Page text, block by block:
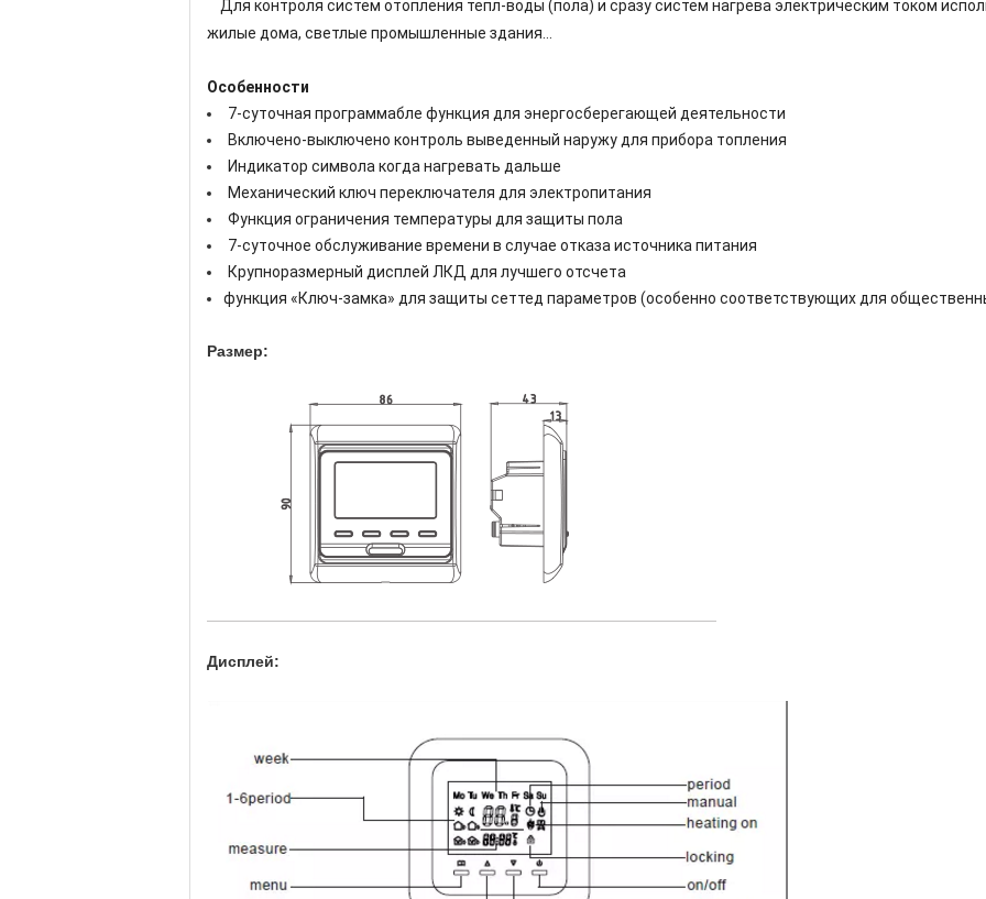
Для контроля систем отопления тепл-воды (пола) и сразу систем нагрева электрическим током
жилые дома, светлые промышленные здания…
Особенности
7-суточная программабле функция для энергосберегающей деятельности
Включено-выключено контроль выведенный наружу для прибора топления
Индикатор символа когда нагревать дальше
Механический ключ переключателя для электропитания
Функция ограничения температуры для защиты пола
7-суточное обслуживание времени в случае отказа источника питания
Крупноразмерный дисплей ЛКД для лучшего отсчета
функция «Ключ-замка» для защиты сеттед параметров (особенно соответствующих для
Размер:
Дисплей: